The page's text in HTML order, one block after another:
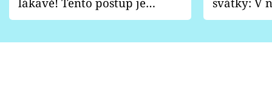
vhodný jen pro některé
pondělí